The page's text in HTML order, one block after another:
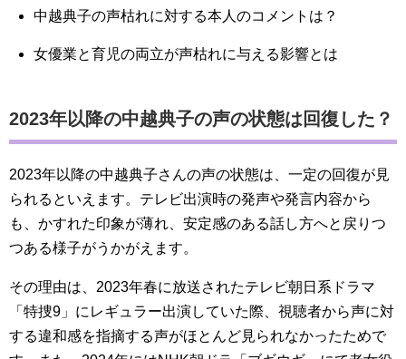
中越典子の声枯れに対する本人のコメントは？
女優業と育児の両立が声枯れに与える影響とは
2023年以降の中越典子の声の状態は回復した？
2023年以降の中越典子さんの声の状態は、一定の回復が見
られるといえます。テレビ出演時の発声や発言内容から
も、かすれた印象が薄れ、安定感のある話し方へと戻りつ
つある様子がうかがえます。
その理由は、2023年春に放送されたテレビ朝日系ドラマ
「特捜9」にレギュラー出演していた際、視聴者から声に対
する違和感を指摘する声がほとんど見られなかったためで